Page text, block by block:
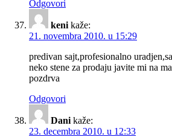
Odgovori
keni kaže:
21. novembra 2010. u 15:29
predivan sajt,profesionalno
neko stene za prodaju javite mi na
pozdrva
Odgovori
Dani kaže:
23. decembra 2010. u 12:33